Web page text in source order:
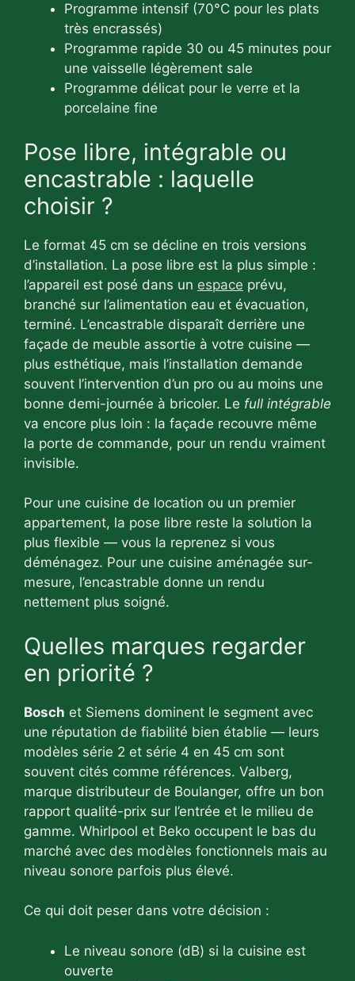
Programme intensif (70°C pour les plats
très encrassés)
Programme rapide 30 ou 45 minutes pour
une vaisselle légèrement sale
Programme délicat pour le verre et la
porcelaine fine
Pose libre, intégrable ou
encastrable : laquelle
choisir ?
Le format 45 cm se décline en trois versions
d’installation. La pose libre est la plus simple :
l’appareil est posé dans un espace prévu,
branché sur l’alimentation eau et évacuation,
terminé. L’encastrable disparaît derrière une
façade de meuble assortie à votre cuisine —
plus esthétique, mais l’installation demande
souvent l’intervention d’un pro ou au moins une
bonne demi-journée à bricoler. Le full intégrable
va encore plus loin : la façade recouvre même
la porte de commande, pour un rendu vraiment
invisible.
Pour une cuisine de location ou un premier
appartement, la pose libre reste la solution la
plus flexible — vous la reprenez si vous
déménagez. Pour une cuisine aménagée sur-
mesure, l’encastrable donne un rendu
nettement plus soigné.
Quelles marques regarder
en priorité ?
Bosch et Siemens dominent le segment avec
une réputation de fiabilité bien établie — leurs
modèles série 2 et série 4 en 45 cm sont
souvent cités comme références. Valberg,
marque distributeur de Boulanger, offre un bon
rapport qualité-prix sur l’entrée et le milieu de
gamme. Whirlpool et Beko occupent le bas du
marché avec des modèles fonctionnels mais au
niveau sonore parfois plus élevé.
Ce qui doit peser dans votre décision :
Le niveau sonore (dB) si la cuisine est
ouverte